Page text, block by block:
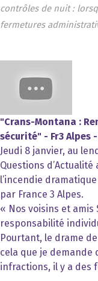
contrôles de nuit :
fermetures
"Crans-Montana :
sécurité" - Fr3 Alpes -
Jeudi 8 janvier, au
Questions
l’incendie
par France 3 Alpes.
« Nos voisins et amis
responsabilité
Pourtant, le drame
cela que je demande
infractions, il y a des